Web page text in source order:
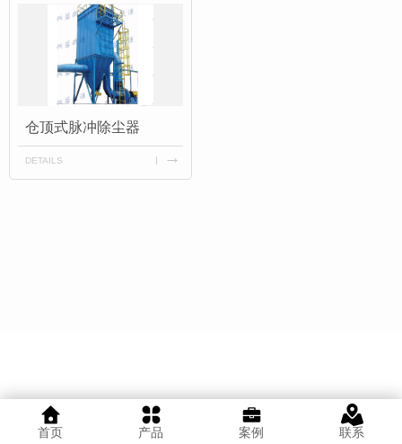
仓顶式脉冲除尘器
DETAILS
首页 产品 案例 联系